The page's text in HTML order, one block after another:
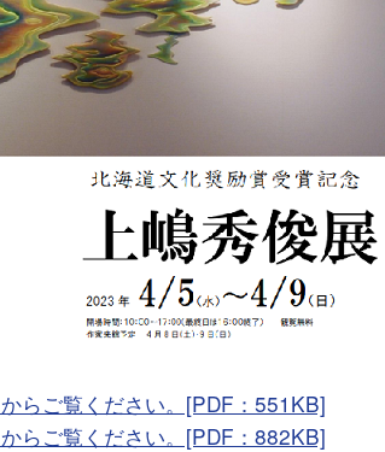
らご覧ください。[PDF：551KB]
らご覧ください。[PDF：882KB]